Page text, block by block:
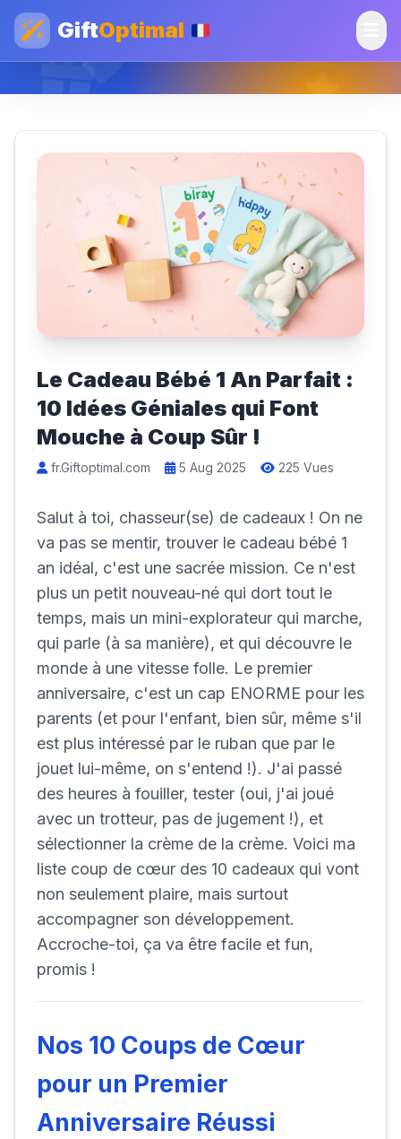
GiftOptimal
Le Cadeau Bébé 1 An Parfait :
10 Idées Géniales qui Font
Mouche à Coup Sûr !
fr.Giftoptimal.com 5 Aug 2025 225 Vues
Salut à toi, chasseur(se) de cadeaux ! On ne
va pas se mentir, trouver le cadeau bébé 1
an idéal, c'est une sacrée mission. Ce n'est
plus un petit nouveau-né qui dort tout le
temps, mais un mini-explorateur qui marche,
qui parle (à sa manière), et qui découvre le
monde à une vitesse folle. Le premier
anniversaire, c'est un cap ENORME pour les
parents (et pour l'enfant, bien sûr, même s'il
est plus intéressé par le ruban que par le
jouet lui-même, on s'entend !). J'ai passé
des heures à fouiller, tester (oui, j'ai joué
avec un trotteur, pas de jugement !), et
sélectionner la crème de la crème. Voici ma
liste coup de cœur des 10 cadeaux qui vont
non seulement plaire, mais surtout
accompagner son développement.
Accroche-toi, ça va être facile et fun,
promis !
Nos 10 Coups de Cœur
pour un Premier
Anniversaire Réussi